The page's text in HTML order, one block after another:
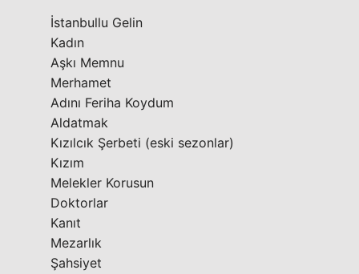
İstanbullu Gelin
Kadın
Aşkı Memnu
Merhamet
Adını Feriha Koydum
Aldatmak
Kızılcık Şerbeti (eski sezonlar)
Kızım
Melekler Korusun
Doktorlar
Kanıt
Mezarlık
Şahsiyet